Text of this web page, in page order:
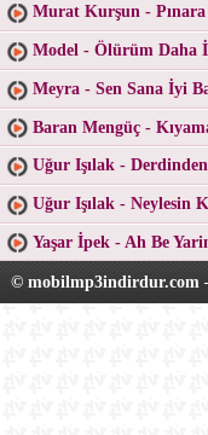
Murat Kurşun -
Model - Ölürüm Daha
Meyra - Sen Sana İyi
Baran Mengüç -
Uğur Işılak -
Uğur Işılak - Neylesin
Yaşar İpek - Ah Be
© mobilmp3indirdur.com